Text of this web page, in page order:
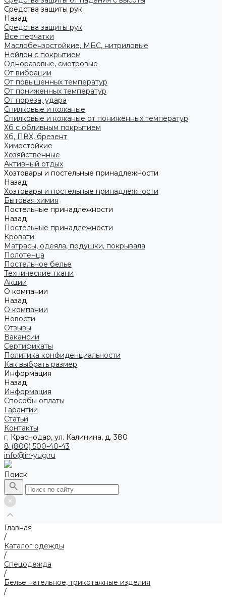
Средства защиты рук
Назад
Средства защиты рук
Все перчатки
Маслобензостойкие, МБС, нитриловые
Нейлон с покрытием
Одноразовые, смотровые
От вибрации
От повышенных температур
От пониженных температур
От пореза, удара
Спилковые и кожаные
Спилковые и кожаные от пониженных температур
Хб с обливным покрытием
Хб, ПВХ, брезент
Химостойкие
Хозяйственные
Активный отдых
Хозтовары и постельные принадлежности
Назад
Хозтовары и постельные принадлежности
Бытовая химия
Постельные принадлежности
Назад
Постельные принадлежности
Кровати
Матрасы, одеяла, подушки, покрывала
Полотенца
Постельное белье
Технические ткани
Акции
О компании
Назад
О компании
Новости
Отзывы
Вакансии
Сертификаты
Политика конфиденциальности
Как выбрать размер
Информация
Назад
Информация
Способы оплаты
Гарантии
Статьи
Контакты
г. Краснодар, ул. Калинина, д. 380
8 (800) 500-40-43
info@in-yug.ru
Поиск
Главная
/
Каталог одежды
/
Спецодежда
/
Белье нательное, трикотажные изделия
/